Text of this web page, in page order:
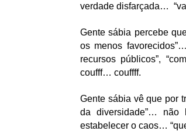
verdade disfarçada…
Gente sábia percebe
os menos
recursos públicos”,
coufff… couffff.
Gente sábia vê que por
da diversidade”… não
estabelecer o caos…